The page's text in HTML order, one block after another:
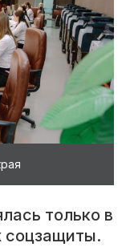
только в
соцзащиты.